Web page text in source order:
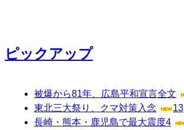
ピックアップ
被爆から81年、広島平和宣言全文
東北三大祭り、クマ対策入念
13
長崎・熊本・鹿児島で最大震度4